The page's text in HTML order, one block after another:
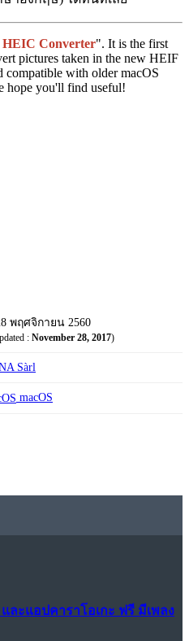
HEIC Converter". It is the first
pictures taken in the new HEIF
compatible with older macOS
hope you'll find useful!
พฤศจิกายน 2560
: November 28, 2017)
Sàrl
macOS
ละแอปคาราโอเกะ ฟรี มีเพลง